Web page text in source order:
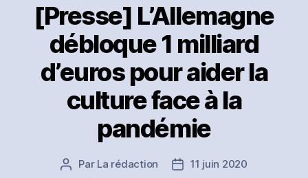
[Presse] L’Allemagne
débloque 1 milliard
d’euros pour aider la
culture face à la
pandémie
Auteur
Par La rédaction
Date11 juin 2020